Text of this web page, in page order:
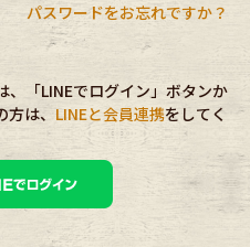
Outer
Fafatt
ゴリーから探す
Bottoms
パスワードをお忘れですか？
、「LINEでログイン」ボタンか
は、 LINEと会員連携をしてく